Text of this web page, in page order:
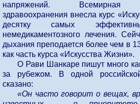
напряжений. Всемирная
здравоохранения внесла курс
десятку самых
немедикаментозного лечения.
дыхания преподается более чем в
как часть курса «Искусства Жизни».
О Рави Шанкаре пишут много
за рубежом. В одной
сказано:
«Он часто говорит о вещах,